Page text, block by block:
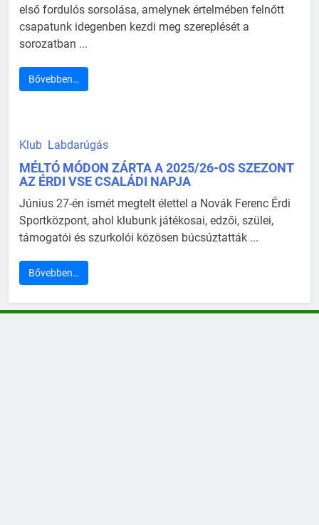
első fordulós sorsolása, amelynek értelmében felnőtt
csapatunk idegenben kezdi meg szereplését a
sorozatban ...
Bővebben…
Klub Labdarúgás
MÉLTÓ MÓDON ZÁRTA A 2025/26-OS SZEZONT
AZ ÉRDI VSE CSALÁDI NAPJA
Június 27-én ismét megtelt élettel a Novák Ferenc Érdi
Sportközpont, ahol klubunk játékosai, edzői, szülei,
támogatói és szurkolói közösen búcsúztatták ...
Bővebben…